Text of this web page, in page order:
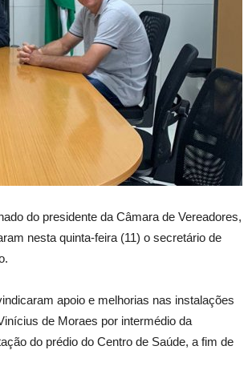
do presidente da Câmara de Vereadores,
nesta quinta-feira (11) o secretário de
apoio e melhorias nas instalações
de Moraes por intermédio da
do prédio do Centro de Saúde, a fim de